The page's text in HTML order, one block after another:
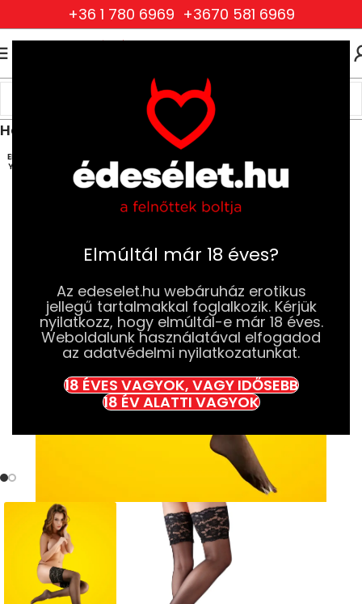
Elmúltál már 18 éves?
Az edeselet.hu webáruház erotikus
jellegű tartalmakkal foglalkozik. Kérjük
nyilatkozz, hogy elmúltál-e már 18 éves.
Weboldalunk használatával elfogadod
az adatvédelmi nyilatkozatunkat.
18 ÉVES VAGYOK, VAGY IDŐSEBB
18 ÉV ALATTI VAGYOK
+36 1 780 6969 +3670 581 6969
Ruhák és Fehérneműk
Női Ruhák és Fehérneműk
Harisnyák, harisnyatartók, combfixek
ELFOG
YOTT